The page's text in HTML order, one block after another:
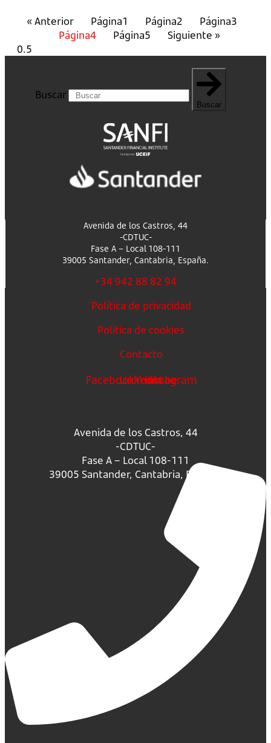
« Anterior Página1 Página2 Página3
Página4 Página5 Siguiente »
Buscar
Buscar
Avenida de los Castros, 44
-CDTUC-
Fase A – Local 108-111
39005 Santander, Cantabria, España.
+34 942 88 82 94
Política de privacidad
Política de cookies
Contacto
FacebookLinkedin
Youtube
Instagram
Avenida de los Castros, 44
-CDTUC-
Fase A – Local 108-111
39005 Santander, Cantabria, España.